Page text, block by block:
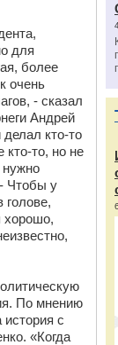
для
более
очень
- сказал
Андрей
кто-то
кто-то, но не
нужно
- Чтобы у
голове,
хорошо,
По мнению
с
«Когда